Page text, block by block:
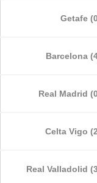
Getafe
Barcelona
Real Madrid
Celta Vigo
Real Valladolid